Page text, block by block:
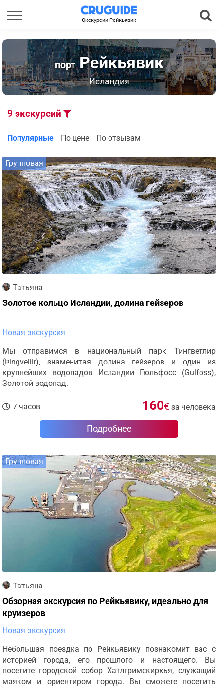
Экскурсии Рейкьявик
портРейкьявик
Исландия
9 экскурсий
Популярные По цене По отзывам
Групповая
Татьяна
Золотое кольцо Исландии, долина гейзеров
Новая экскурсия
Мы отправимся в национальный парк Тингветлир
(Þingvellir), знаменитая долина гейзеров и один из
крупнейших водопадов Исландии Гюльфосс (Gulfoss),
Золотой водопад.
7 часов 160€ за человека
Подробнее
Групповая
Татьяна
Обзорная экскурсия по Рейкьявику, идеально для
круизеров
Новая экскурсия
Небольшая поездка по Рейкьявику познакомит вас с
историей города, его прошлого и настоящего. Вы
посетите городской собор Хатлгримскиркья, служащий
маяком и ориентиром города. Вы сможете посетить